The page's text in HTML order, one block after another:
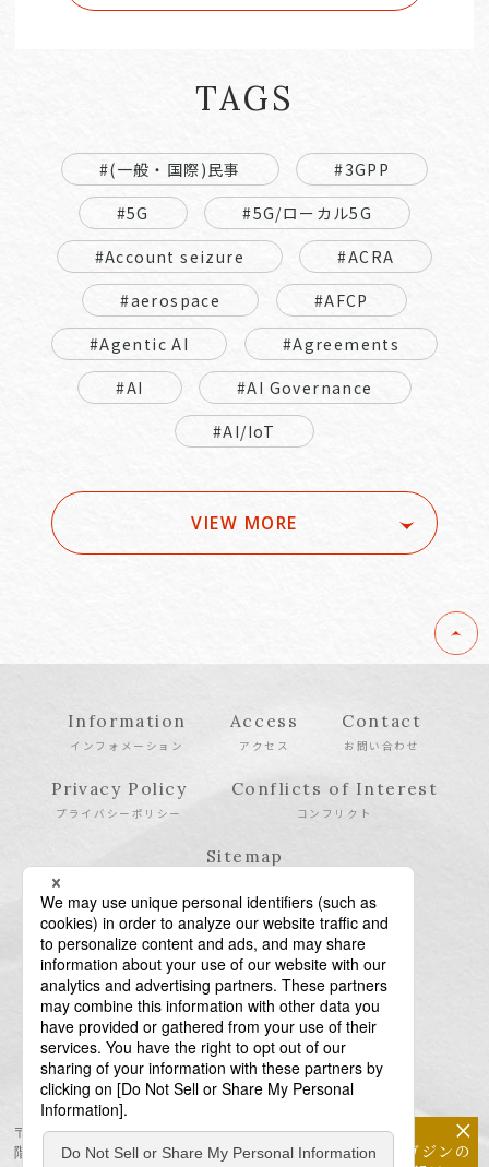
TAGS
#(一般・国際)民事
#3GPP
#5G
#5G/ローカル5G
#Account seizure
#ACRA
#aerospace
#AFCP
#Agentic AI
#Agreements
#AI
#AI Governance
#AI/IoT
VIEW MORE
Information
インフォメーション
Access
アクセス
Contact
お問い合わせ
Privacy Policy
プライバシーポリシー
Conflicts of Interest
コンフリクト
Sitemap
〒106-6123 東京都港区六本木6-10-1 六本木ヒルズ森タワー23
階
×
メールマガジンの